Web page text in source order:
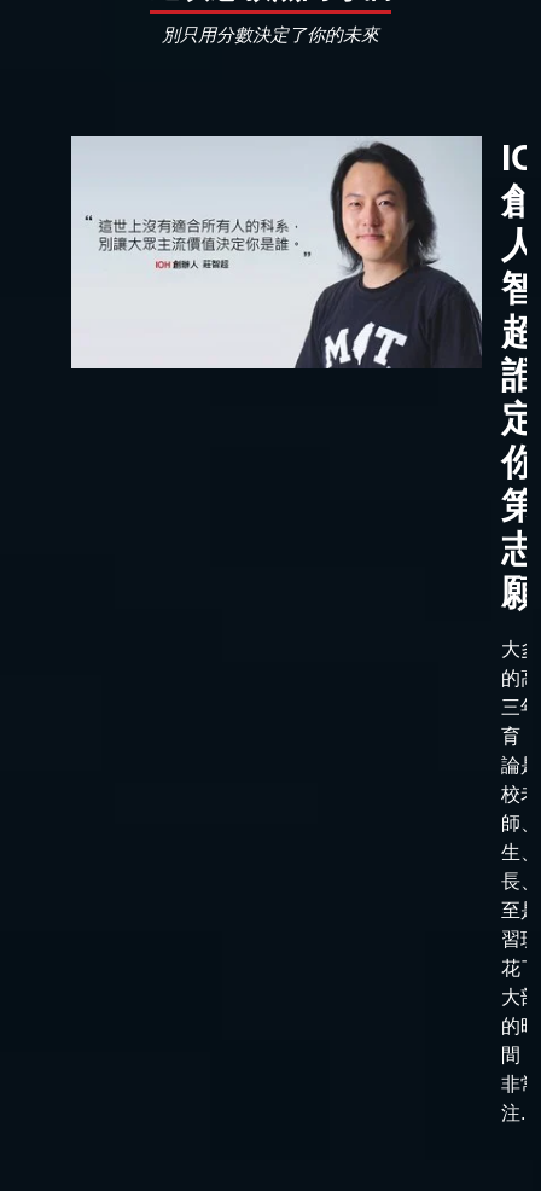
別只用分數決定了你的未來
智
志
大
的
三
育
論
校老
師
生
長
至
習
花
大
的時
間
非
注...